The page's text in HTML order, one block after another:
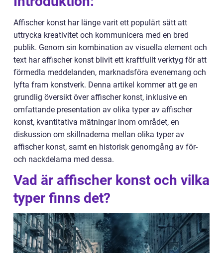
Affischer konst har länge varit ett populärt sätt att
uttrycka kreativitet och kommunicera med en bred
publik. Genom sin kombination av visuella element och
text har affischer konst blivit ett kraftfullt verktyg för att
förmedla meddelanden, marknadsföra evenemang och
lyfta fram konstverk. Denna artikel kommer att ge en
grundlig översikt över affischer konst, inklusive en
omfattande presentation av olika typer av affischer
konst, kvantitativa mätningar inom området, en
diskussion om skillnaderna mellan olika typer av
affischer konst, samt en historisk genomgång av för-
och nackdelarna med dessa.
Vad är affischer konst och vilka
typer finns det?